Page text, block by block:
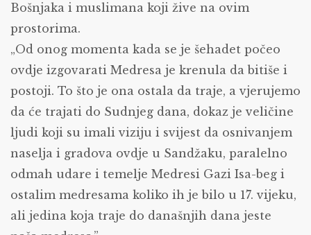
Bošnjaka i muslimana koji žive na ovim
prostorima.
„Od onog momenta kada se je šehadet počeo
ovdje izgovarati Medresa je krenula da bitiše i
postoji. To što je ona ostala da traje, a vjerujemo
da će trajati do Sudnjeg dana, dokaz je veličine
ljudi koji su imali viziju i svijest da osnivanjem
naselja i gradova ovdje u Sandžaku, paralelno
odmah udare i temelje Medresi Gazi Isa-beg i
ostalim medresama koliko ih je bilo u 17. vijeku,
ali jedina koja traje do današnjih dana jeste